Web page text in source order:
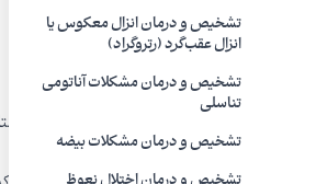
تشخیص و درمان انزال معکوس یا
انزال عقب‌گرد (رتروگراد)
تشخیص و درمان مشکلات آناتومی
تناسلی
تشخیص و درمان مشکلات بیضه
بعد از هورمون درمانی برای درمان سرطان